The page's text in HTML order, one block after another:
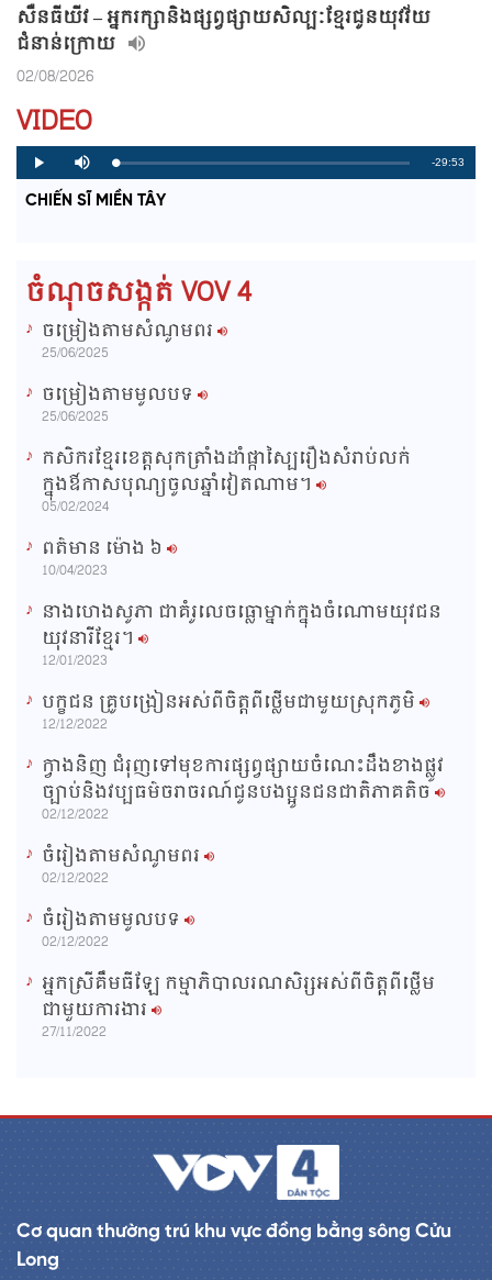
សឺនធីយីវ – អ្នករក្សានិងផ្សព្វផ្សាយសិល្បៈខ្មែរជូនយុវវ័យ
ជំនាន់ក្រោយ
02/08/2026
VIDEO
P
l
y
M
u
e
L
o
a
d
P
r
o
g
R
-29:53
CHIẾN SĨ MIỀN TÂY
ចំណុចសង្កត់ VOV 4
ចម្រៀងតាមសំណូមពរ
25/06/2025
ចម្រៀងតាមមូលបទ
25/06/2025
កសិករខ្មែរខេត្តសុកត្រាំងដាំផ្កាស្បៃរឿងសំរាប់លក់
ក្នុងឳកាសបុណ្យចូលឆ្នាំវៀតណាម។
05/02/2024
ពត៌មាន ម៉ោង​ ៦
10/04/2023
នាងហេងសូភា ជាគំរូលេចធ្លោម្នាក់ក្នុងចំណោមយុវជន
យុវនារីខ្មែរ។
12/01/2023
បក្ខជន គ្រូបង្រៀនអស់ពីចិត្តពីថ្លើមជាមួយស្រុកភូមិ
12/12/2022
ក្វាងនិញ ជំរុញទៅមុខការផ្សព្វផ្សាយចំណេះដឹងខាងផ្លូវ
ច្បាប់និងវប្បធម៌ចរាចរណ៍ជូនបងប្អូនជនជាតិភាគតិច
02/12/2022
ចំរៀងតាមសំណូមពរ
02/12/2022
ចំរៀងតាមមូលបទ
02/12/2022
អ្នកស្រីគឹមធីឡែ កម្មាភិបាលរណសិរ្សអស់ពីចិត្តពីថ្លើម
ជាមួយការងារ
27/11/2022
Cơ quan thường trú khu vực đồng bằng sông Cửu
Long